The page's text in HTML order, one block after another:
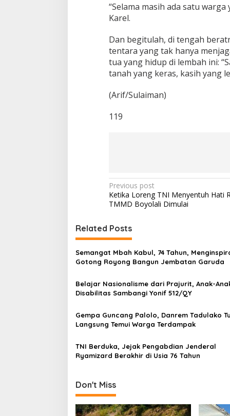
“Selama masih ada satu
Karel.
Dan begitulah, di tengah
tentara yang tak hanya
tua yang hidup di lembah ini:
tanah yang keras, kasih yang
(Arif/Sulaiman)
119
P
o
t
n
a
i
a
t
i
o
Previous post
Ketika Loreng TNI Menyentuh Hati
TMMD Boyolali Dimulai
Related Posts
Semangat Mbah Kabul, 74 Tahun,
Gotong Royong Bangun Jembatan Garuda
Belajar Nasionalisme dari Prajurit, Anak-
Disabilitas Sambangi Yonif 512/QY
Gempa Guncang Palolo, Danrem Tadulako
Langsung Temui Warga Terdampak
TNI Berduka, Jejak Pengabdian Jenderal
Ryamizard Berakhir di Usia 76 Tahun
Don't Miss